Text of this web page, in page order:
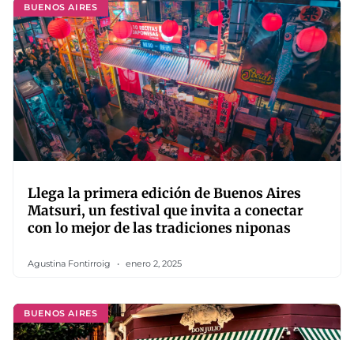
BUENOS AIRES
Llega la primera edición de Buenos Aires
Matsuri, un festival que invita a conectar
con lo mejor de las tradiciones niponas
Agustina Fontirroig enero 2, 2025
BUENOS AIRES